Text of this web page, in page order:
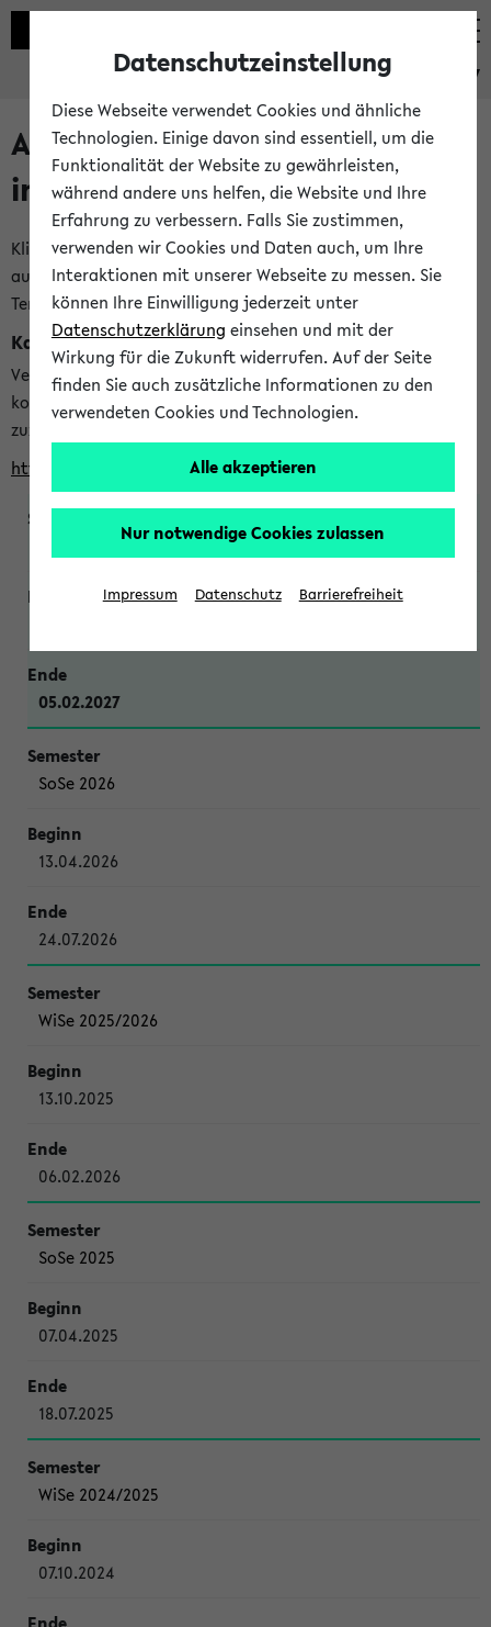
eKVV
Alle veröffentlichten Semester
im eKVV
Klicken Sie auf das Semester, welches Sie für Ihre Sitzung
auswählen möchten. Bitte beachten Sie auch die weiteren
Termine imKalender der Lehrplanung
Kalenderintegration
Verwenden Sie die folgende Adresse, um mit einer
kompatiblen Kalenderanwendung auf die Vorlesungszeiten
zuzugreifen (nähere Informationen
finden Sie hier
https://ekvv.uni-bielefeld.de/ws/calendar?vz
WiSe 2026/2027
05.02.2027
SoSe 2026
13.04.2026
24.07.2026
WiSe 2025/2026
13.10.2025
06.02.2026
SoSe 2025
07.04.2025
18.07.2025
WiSe 2024/2025
07.10.2024
Datenschutzeinstellung
Diese Webseite verwendet Cookies und ähnliche
Technologien. Einige davon sind essentiell, um die
Funktionalität der Website zu gewährleisten,
während andere uns helfen, die Website und Ihre
Erfahrung zu verbessern. Falls Sie zustimmen,
verwenden wir Cookies und Daten auch, um Ihre
Interaktionen mit unserer Webseite zu messen. Sie
können Ihre Einwilligung jederzeit unter
Datenschutzerklärung einsehen und mit der
Wirkung für die Zukunft widerrufen. Auf der Seite
finden Sie auch zusätzliche Informationen zu den
verwendeten Cookies und Technologien.
Alle akzeptieren
Nur notwendige Cookies zulassen
Impressum Datenschutz Barrierefreiheit